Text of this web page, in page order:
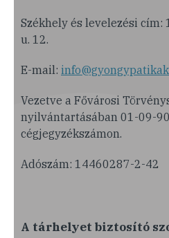
Székhely és levelezési
u. 12.
E-mail:
Vezetve a Fővárosi
nyilvántartásában 01-09-
cégjegyzékszámon.
Adószám: 14460287-2-42
A tárhelyet biztosító